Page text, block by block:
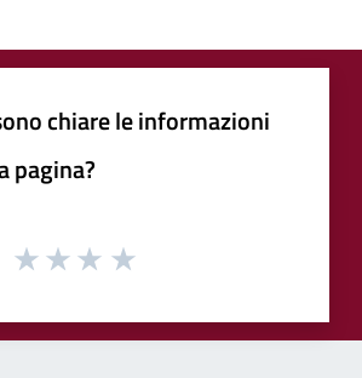
chiare le informazioni
pagina?